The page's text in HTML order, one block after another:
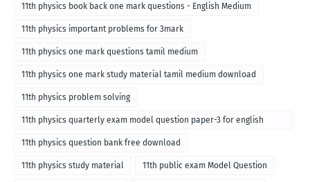
11th physics book back one mark questions - English Medium
11th physics important problems for 3mark
11th physics one mark questions tamil medium
11th physics one mark study material tamil medium download
11th physics problem solving
11th physics quarterly exam model question paper-3 for english
medium
11th physics question bank free download
11th physics study material 11th public exam Model Question